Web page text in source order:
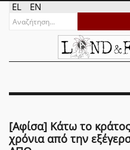
EL EN
[Αφίσα] Κάτω το
χρόνια από την